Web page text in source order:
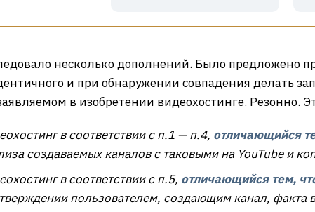
несколько дополнений. Было предложено
и при обнаружении совпадения делать
в изобретении видеохостинге. Резонно.
в соответствии с п.1 — п.4, отличающийся
создаваемых каналов с таковыми на YouTube и
в соответствии с п.5, отличающийся тем,
пользователем, создающим канал, факта